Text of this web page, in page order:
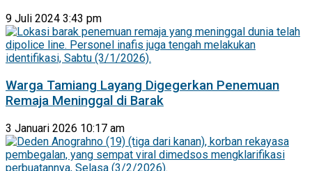
9 Juli 2024 3:43 pm
Warga Tamiang Layang Digegerkan Penemuan
Remaja Meninggal di Barak
3 Januari 2026 10:17 am